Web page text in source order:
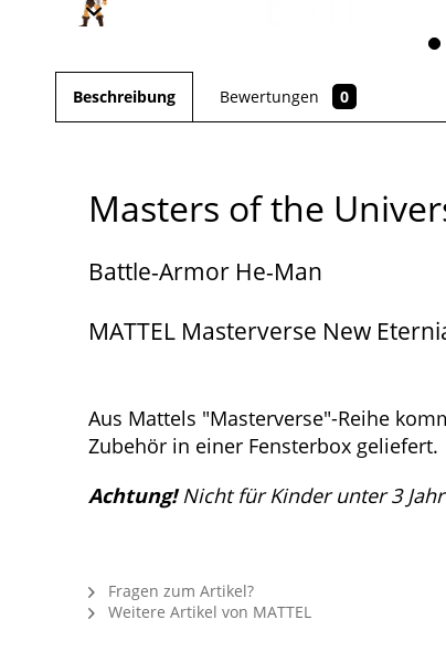
Beschreibung Bewertungen 0
Masters of the
Battle-Armor He-Man
MATTEL Masterverse New
Aus Mattels "Masterverse"-Reihe
Zubehör in einer Fensterbox geliefert.
Achtung!Nicht für Kinder unter 3
Fragen zum Artikel?
Weitere Artikel von MATTEL